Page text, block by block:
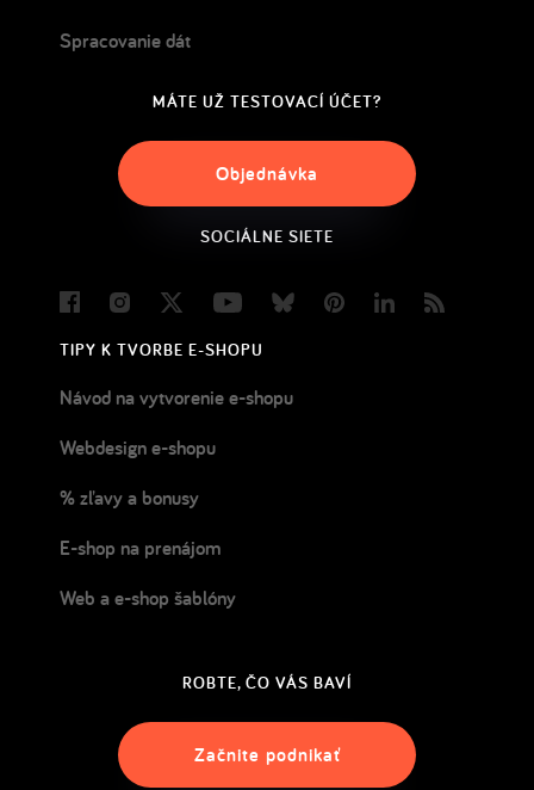
Spracovanie dát
MÁTE UŽ TESTOVACÍ ÚČET?
Objednávka
SOCIÁLNE SIETE
FacebookInstagram
Twitter YoutubeBlueskyPinterestLinkedIn
TIPY K TVORBE E-SHOPU
Návod na vytvorenie e-shopu
Webdesign e-shopu
% zľavy a bonusy
E-shop na prenájom
Web a e-shop šablóny
ROBTE, ČO VÁS BAVÍ
Začnite podnikať